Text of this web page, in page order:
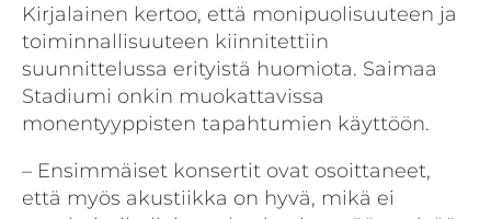
Kirjalainen kertoo, että monipuolisuuteen ja
toiminnallisuuteen kiinnitettiin
suunnittelussa erityistä huomiota. Saimaa
Stadiumi onkin muokattavissa
monentyyppisten tapahtumien käyttöön.
– Ensimmäiset konsertit ovat osoittaneet,
että myös akustiikka on hyvä, mikä ei